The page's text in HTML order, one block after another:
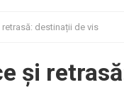
destinații de vis
și